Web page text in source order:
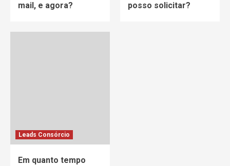
mail, e agora?
posso solicitar?
Leads Consórcio
Em quanto tempo